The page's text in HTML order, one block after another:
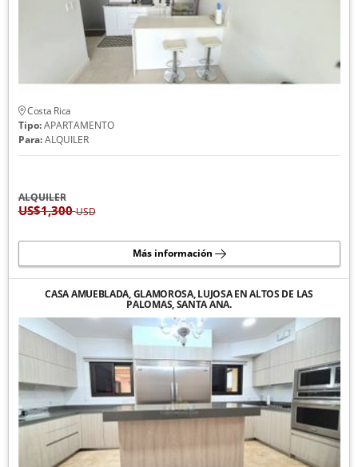
Costa Rica
Tipo:APARTAMENTO
Para:ALQUILER
ALQUILER
US$1,300USD
Más información
CASA AMUEBLADA, GLAMOROSA, LUJOSA EN ALTOS DE LAS
PALOMAS, SANTA ANA.